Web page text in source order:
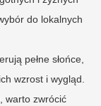
do lokalnych
pełne słońce,
wzrost i wygląd.
warto zwrócić